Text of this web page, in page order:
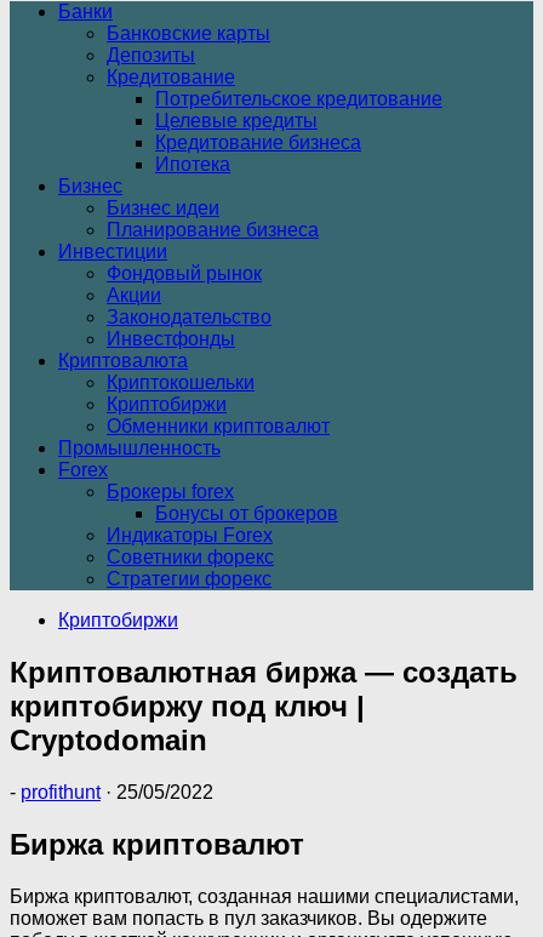
Банки
Банковские карты
Депозиты
Кредитование
Потребительское кредитование
Целевые кредиты
Кредитование бизнеса
Ипотека
Бизнес
Бизнес идеи
Планирование бизнеса
Инвестиции
Фондовый рынок
Акции
Законодательство
Инвестфонды
Криптовалюта
Криптокошельки
Криптобиржи
Обменники криптовалют
Промышленность
Forex
Брокеры forex
Бонусы от брокеров
Индикаторы Forex
Советники форекс
Стратегии форекс
Криптобиржи
Криптовалютная биржа — создать
криптобиржу под ключ |
Cryptodomain
- profithunt · 25/05/2022
Биржа криптовалют
Биржа криптовалют, созданная нашими специалистами,
поможет вам попасть в пул заказчиков. Вы одержите